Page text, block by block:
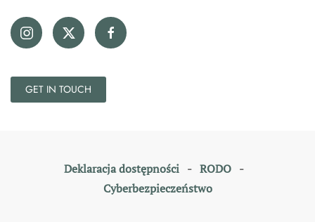
GET IN TOUCH
Deklaracja dostępności- RODO-
Cyberbezpieczeństwo